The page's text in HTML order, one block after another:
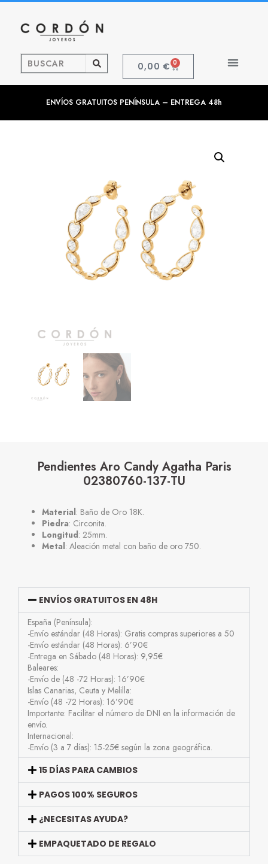
0,00 € 0
ENVÍOS GRATUITOS PENÍNSULA – ENTREGA 48h
Pendientes Aro Candy Agatha Paris
02380760-137-TU
Material: Baño de Oro 18K.
Piedra: Circonita.
Longitud: 25mm.
Metal: Aleación metal con baño de oro 750.
ENVÍOS GRATUITOS EN 48H
España (Península):
-Envío estándar (48 Horas): Gratis compras superiores a 50
-Envío estándar (48 Horas): 6’90€
-Entrega en Sábado (48 Horas): 9,95€
Baleares:
-Envío de (48 -72 Horas): 16’90€
Islas Canarias, Ceuta y Melilla:
-Envío (48 -72 Horas): 16’90€
Importante: Facilitar el número de DNI en la información de
envío.
Internacional:
-Envío (3 a 7 días): 15-25€ según la zona geográfica.
15 DÍAS PARA CAMBIOS
PAGOS 100% SEGUROS
¿NECESITAS AYUDA?
EMPAQUETADO DE REGALO